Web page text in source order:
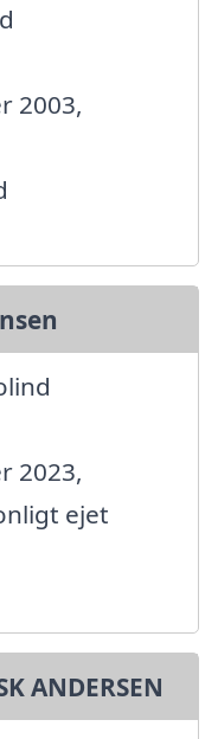
2003,
2023,
ejet
ANDERSEN